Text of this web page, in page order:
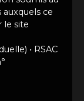
auxquels ce
le site
• RSAC